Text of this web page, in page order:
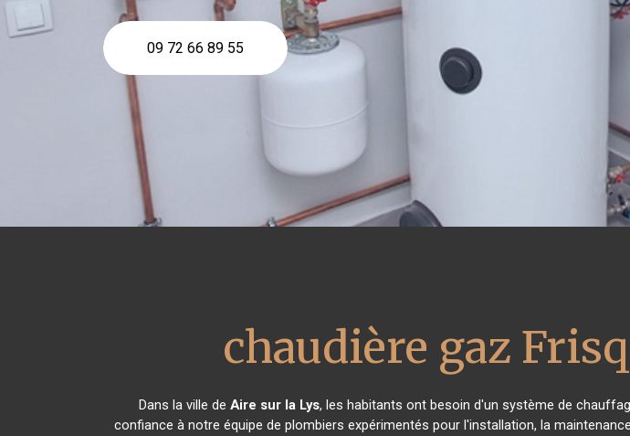
09 72 66 89 55
chaudière gaz
Dans la ville de Aire sur la Lys, les habitants ont besoin d'un système de
confiance à notre équipe de plombiers expérimentés pour l'installation, la